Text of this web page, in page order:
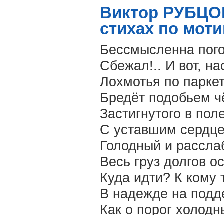
Виктор
стихах по
Бессмысленна
Сбежал!.. И вот,
Лохмотья по
Бредёт подобьем
Застигнутого в
С уставшим
Голодный и
Весь груз долгов
Куда идти? К кому
В надежде на
Как о порог